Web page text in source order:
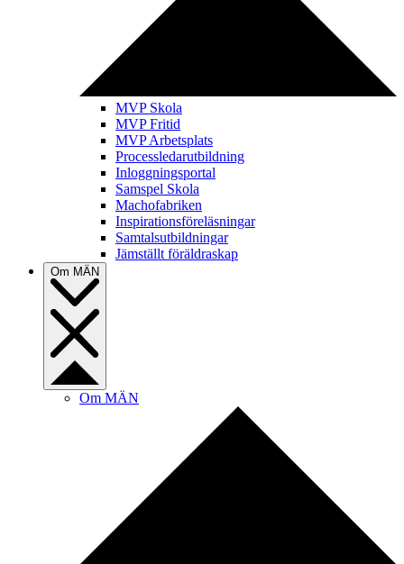
MVP Skola
MVP Fritid
MVP Arbetsplats
Processledarutbildning
Inloggningsportal
Samspel Skola
Machofabriken
Inspirationsföreläsningar
Samtalsutbildningar
Jämställt föräldraskap
Om MÄN
Om MÄN